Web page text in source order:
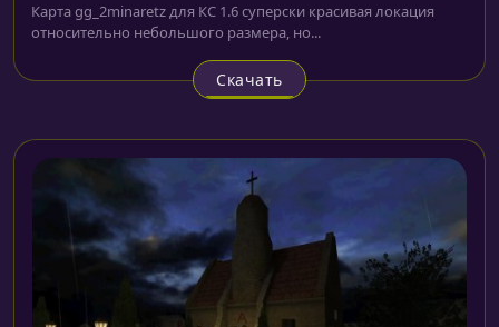
Карта gg_2minaretz для КС 1.6 суперски красивая локация
относительно небольшого размера, но...
Скачать